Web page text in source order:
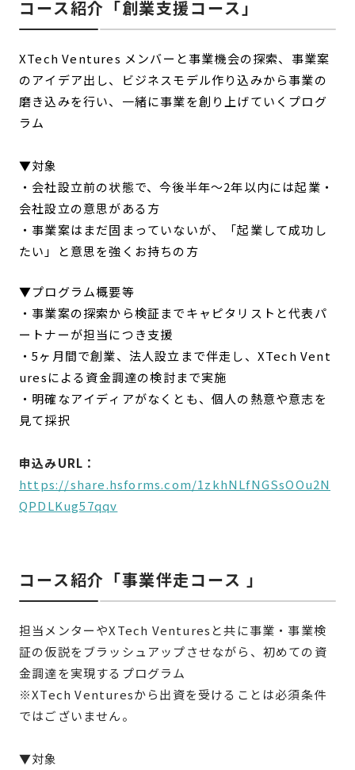
コース紹介「創業支援コース」
XTech Ventures メンバーと事業機会の探索、事業案
のアイデア出し、ビジネスモデル作り込みから事業の
磨き込みを行い、一緒に事業を創り上げていくプログ
ラム
▼対象
・会社設立前の状態で、今後半年〜2年以内には起業・
会社設立の意思がある方
・事業案はまだ固まっていないが、「起業して成功し
たい」と意思を強くお持ちの方
▼プログラム概要等
・事業案の探索から検証までキャピタリストと代表パ
ートナーが担当につき支援
・5ヶ月間で創業、法人設立まで伴走し、XTech Vent
uresによる資金調達の検討まで実施
・明確なアイディアがなくとも、個人の熱意や意志を
見て採択
申込みURL：
https://share.hsforms.com/1zkhNLfNGSsOOu2N
QPDLKug57qqv
コース紹介「事業伴走コース 」
担当メンターやXTech Venturesと共に事業・事業検
証の仮説をブラッシュアップさせながら、初めての資
金調達を実現するプログラム
※XTech Venturesから出資を受けることは必須条件
ではございません。
▼対象